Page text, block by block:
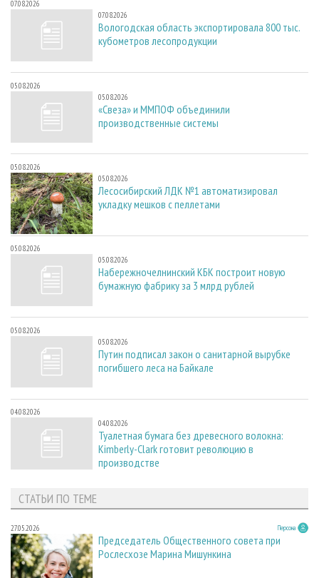
07.08.2026
07.08.2026
Вологодская область экспортировала 800 тыс.
кубометров лесопродукции
05.08.2026
05.08.2026
«Свеза» и ММПОФ объединили
производственные системы
05.08.2026
05.08.2026
Лесосибирский ЛДК №1 автоматизировал
укладку мешков с пеллетами
05.08.2026
05.08.2026
Набережночелнинский КБК построит новую
бумажную фабрику за 3 млрд рублей
05.08.2026
05.08.2026
Путин подписал закон о санитарной вырубке
погибшего леса на Байкале
04.08.2026
04.08.2026
Туалетная бумага без древесного волокна:
Kimberly-Clark готовит революцию в
производстве
СТАТЬИ ПО ТЕМЕ
27.05.2026 Персона
Председатель Общественного совета при
Рослесхозе Марина Мишункина